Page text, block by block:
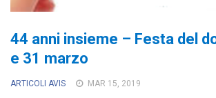
44 anni insieme – Festa del
e 31 marzo
ARTICOLI AVIS MAR 15, 2019